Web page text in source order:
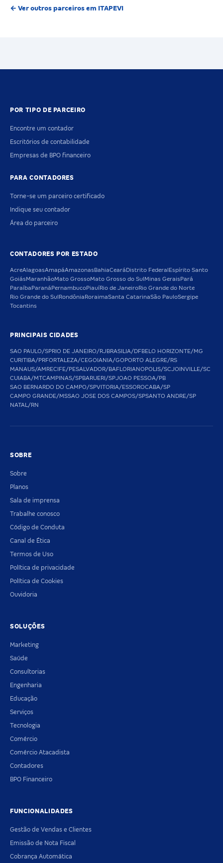
← Ver outros parceiros em ITAPEVI
POR TIPO DE PARCEIRO
Encontre um contador
Escritórios de contabilidade
Empresas de BPO financeiro
PARA CONTADORES
Torne-se um parceiro certificado
Indique seu contador
Área do parceiro
CONTADORES POR ESTADO
AcreAlagoasAmapáAmazonas BahiaCeará Distrito Federal Espírito Santo
GoiásMaranhãoMato GrossoMato Grosso do Sul Minas Gerais Pará
Paraíba Paraná PernambucoPiauíRio de JaneiroRio Grande do Norte
Rio Grande do Sul Rondônia RoraimaSanta CatarinaSão PauloSergipe
Tocantins
PRINCIPAIS CIDADES
SAO PAULO/SPRIO DE JANEIRO/RJBRASILIA/DFBELO HORIZONTE/MG
CURITIBA/PRFORTALEZA/CEGOIANIA/GOPORTO ALEGRE/RS
MANAUS/AMRECIFE/PESALVADOR/BAFLORIANOPOLIS/SCJOINVILLE/SC
CUIABA/MTCAMPINAS/SPBARUERI/SPJOAO PESSOA/PB
SAO BERNARDO DO CAMPO/SPVITORIA/ESSOROCABA/SP
CAMPO GRANDE/MSSAO JOSE DOS CAMPOS/SPSANTO ANDRE/SP
NATAL/RN
SOBRE
Sobre
Planos
Sala de imprensa
Trabalhe conosco
Código de Conduta
Canal de Ética
Termos de Uso
Política de privacidade
Política de Cookies
Ouvidoria
SOLUÇÕES
Marketing
Saúde
Consultorias
Engenharia
Educação
Serviços
Tecnologia
Comércio
Comércio Atacadista
Contadores
BPO Financeiro
FUNCIONALIDADES
Gestão de Vendas e Clientes
Emissão de Nota Fiscal
Cobrança Automática